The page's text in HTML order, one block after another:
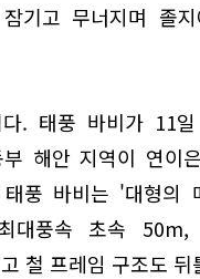
기고 무너지며 졸
. 태풍 바비가 11
해안 지역이 연이
태풍 바비는 '대형
대풍속 초속 50m,
철 프레임 구조도